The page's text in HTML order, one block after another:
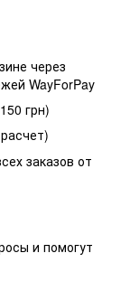
через
WayForPay
грн)
заказов от
и помогут